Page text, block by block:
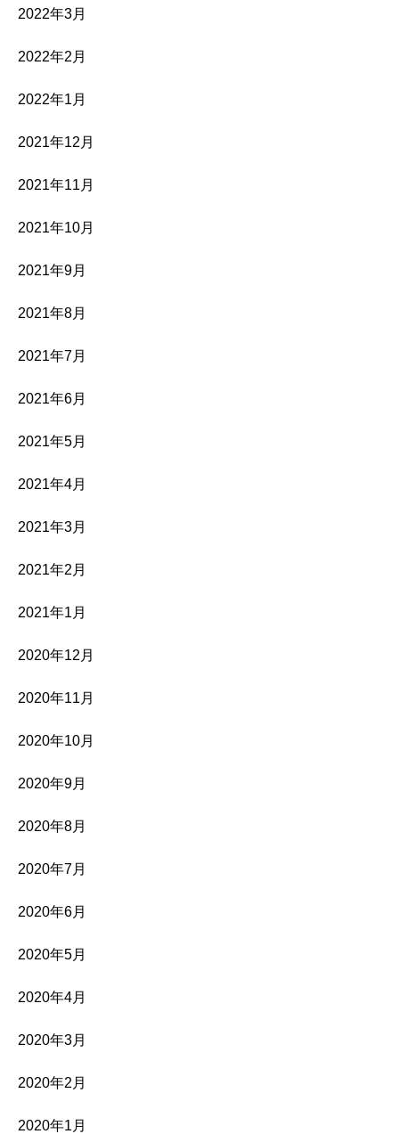
2022年3月
2022年2月
2022年1月
2021年12月
2021年11月
2021年10月
2021年9月
2021年8月
2021年7月
2021年6月
2021年5月
2021年4月
2021年3月
2021年2月
2021年1月
2020年12月
2020年11月
2020年10月
2020年9月
2020年8月
2020年7月
2020年6月
2020年5月
2020年4月
2020年3月
2020年2月
2020年1月